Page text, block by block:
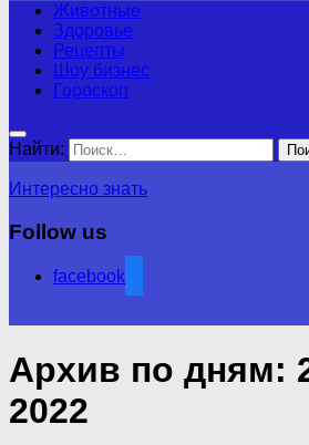
Животные
Здоровье
Рецепты
Шоу бизнес
Гороскоп
Найти:
Интересно знать
Follow us
facebook
Архив по дням:
2022